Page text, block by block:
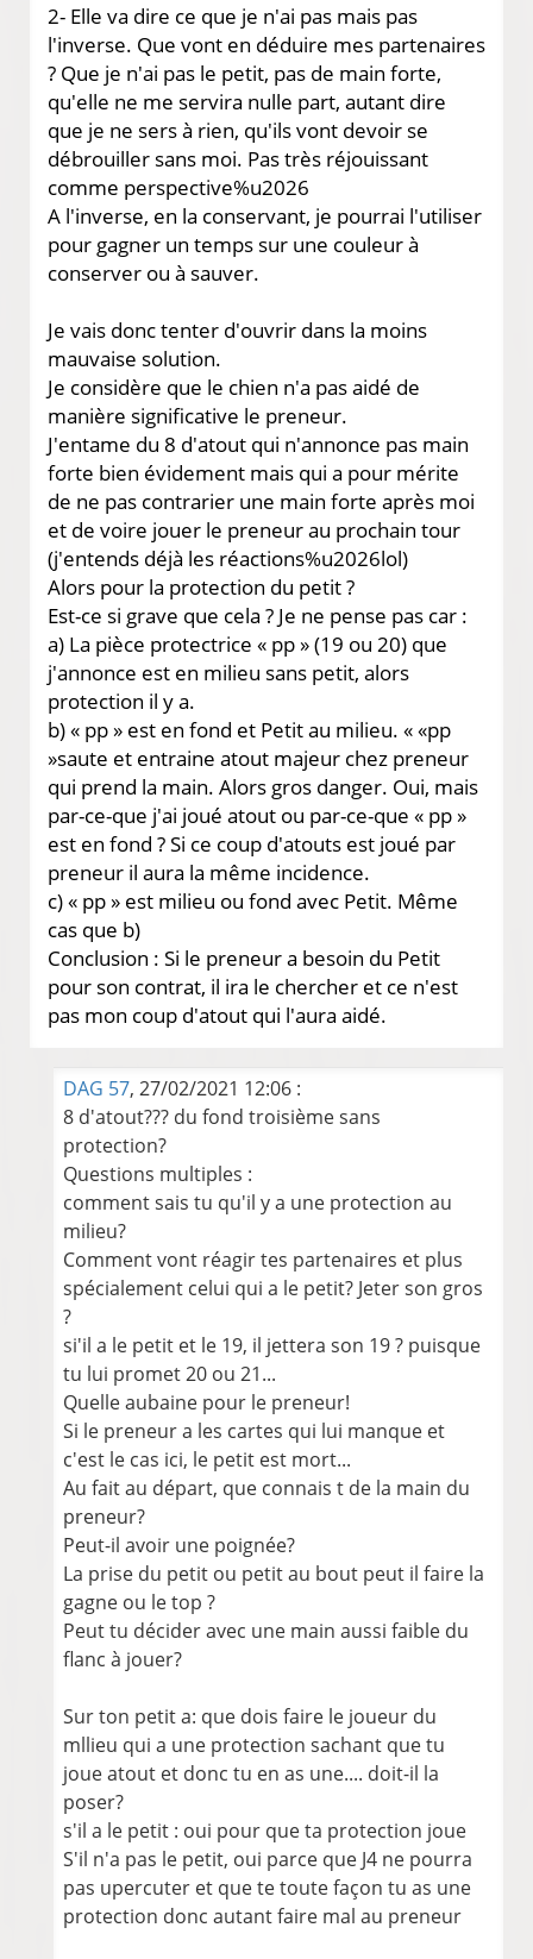
2- Elle va dire ce que je n'ai pas mais pas
l'inverse. Que vont en déduire mes partenaires
? Que je n'ai pas le petit, pas de main forte,
qu'elle ne me servira nulle part, autant dire
que je ne sers à rien, qu'ils vont devoir se
débrouiller sans moi. Pas très réjouissant
comme perspective%u2026
A l'inverse, en la conservant, je pourrai l'utiliser
pour gagner un temps sur une couleur à
conserver ou à sauver.
Je vais donc tenter d'ouvrir dans la moins
mauvaise solution.
Je considère que le chien n'a pas aidé de
manière significative le preneur.
J'entame du 8 d'atout qui n'annonce pas main
forte bien évidement mais qui a pour mérite
de ne pas contrarier une main forte après moi
et de voire jouer le preneur au prochain tour
(j'entends déjà les réactions%u2026lol)
Alors pour la protection du petit ?
Est-ce si grave que cela ? Je ne pense pas car :
a) La pièce protectrice « pp » (19 ou 20) que
j'annonce est en milieu sans petit, alors
protection il y a.
b) « pp » est en fond et Petit au milieu. « «pp
»saute et entraine atout majeur chez preneur
qui prend la main. Alors gros danger. Oui, mais
par-ce-que j'ai joué atout ou par-ce-que « pp »
est en fond ? Si ce coup d'atouts est joué par
preneur il aura la même incidence.
c) « pp » est milieu ou fond avec Petit. Même
cas que b)
Conclusion : Si le preneur a besoin du Petit
pour son contrat, il ira le chercher et ce n'est
pas mon coup d'atout qui l'aura aidé.
DAG 57, 27/02/2021 12:06 :
8 d'atout??? du fond troisième sans
protection?
Questions multiples :
comment sais tu qu'il y a une protection au
milieu?
Comment vont réagir tes partenaires et plus
spécialement celui qui a le petit? Jeter son gros
?
si'il a le petit et le 19, il jettera son 19 ? puisque
tu lui promet 20 ou 21...
Quelle aubaine pour le preneur!
Si le preneur a les cartes qui lui manque et
c'est le cas ici, le petit est mort...
Au fait au départ, que connais t de la main du
preneur?
Peut-il avoir une poignée?
La prise du petit ou petit au bout peut il faire la
gagne ou le top ?
Peut tu décider avec une main aussi faible du
flanc à jouer?
Sur ton petit a: que dois faire le joueur du
mllieu qui a une protection sachant que tu
joue atout et donc tu en as une.... doit-il la
poser?
s'il a le petit : oui pour que ta protection joue
S'il n'a pas le petit, oui parce que J4 ne pourra
pas upercuter et que te toute façon tu as une
protection donc autant faire mal au preneur